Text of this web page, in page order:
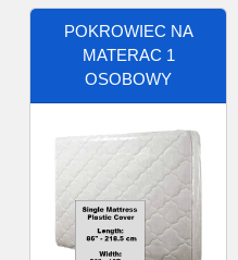
POKROWIEC NA
MATERAC 1
OSOBOWY